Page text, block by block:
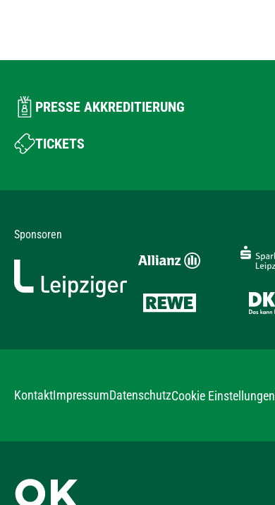
PRESSE AKKREDITIERUNG
TICKETS
Sponsoren
KontaktImpressumDatenschutzCookie Einstellungen